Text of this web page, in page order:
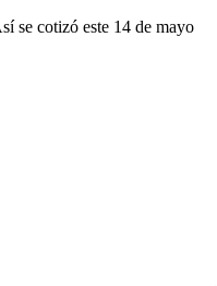
se cotizó este 14 de mayo